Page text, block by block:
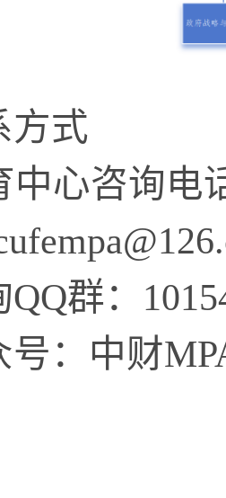
方式
中心咨询电
QQ群：
号：中财